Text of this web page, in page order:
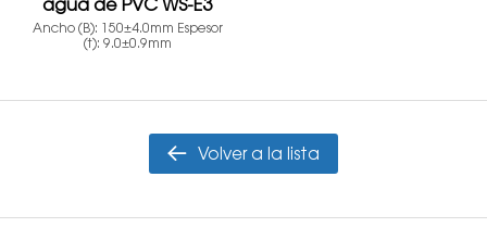
agua de PVC WS-E3
Ancho (B): 150±4.0mm Espesor
(t): 9.0±0.9mm
Volver a la lista